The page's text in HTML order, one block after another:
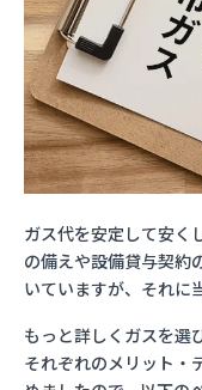
ガス代を安定して安く
の備えや設備貸与契約
いていますが、それに
もっと詳しくガスを選
それぞれのメリット・